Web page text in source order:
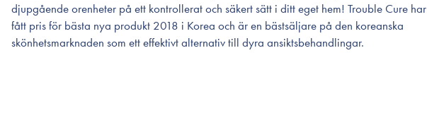
djupgående orenheter på ett kontrollerat och säkert sätt i ditt eget hem! Trouble Cure har
fått pris för bästa nya produkt 2018 i Korea och är en bästsäljare på den koreanska
skönhetsmarknaden som ett effektivt alternativ till dyra ansiktsbehandlingar.